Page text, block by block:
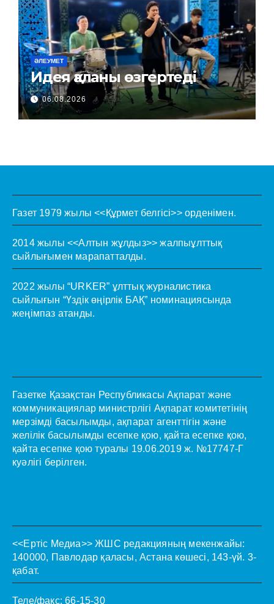
ӘЛЕУМЕТ
Идея қаланы өзгертеді
06.08.2026
Газет 1979 жылы <<Құрмет белгісі>> орденімен.
2014 жылы <<Алтын жұлдыз>> жалпыұлттық
сыйлығымен марапатталды.
2022 жылы “URKER” ұлттық журналистика
сыйлығын “Үздік өңірлік БАҚ” номинациясында
жеңімпаз атанды.
Газетке Қазақстан Республикасы Ақпарат және
коммуникациялар министрлігі Ақпарат комитетінің
мерзімді басылымды, ақпарат агенттігін және
желілік басылымды есепке қою, қайта есепке қою,
қайта есепке қою туралы 19.06.2019 ж. №17747-Г
куәлігі берілген.
<<Ертіс Медиа>> ЖШС редакцияның мекенжайы:
140000, Павлодар қаласы, Астана көшесі, 143-үй. 3-
қабат.
Теле/факс: 66-15-30